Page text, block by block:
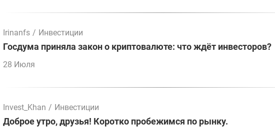
Irinanfs / Инвестиции
Госдума приняла закон о криптовалюте: что ждёт инвесторов?
28 Июля
Invest_Khan / Инвестиции
Доброе утро, друзья! Коротко пробежимся по рынку.